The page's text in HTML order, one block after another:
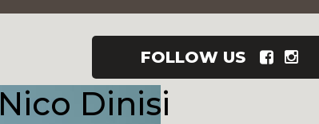
FOLLOW US
Nico Dinisi